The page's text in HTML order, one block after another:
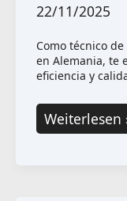
22/11/2025
Como técnico
en Alemania, te
eficiencia y
Técnico
de
Weiterlesen